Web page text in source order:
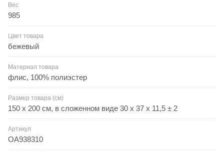
Вес
985
Цвет товара
бежевый
Материал товара
флис, 100% полиэстер
Размер товара (см)
150 х 200 см, в сложенном виде 30 х 37 х 11,5 ± 2
Артикул
OA938310